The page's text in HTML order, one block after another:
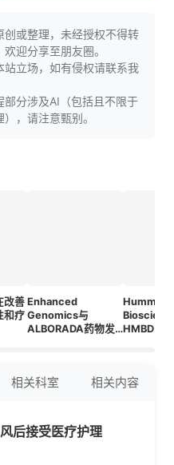
或整理，未经授权不得转
迎分享至朋友圈。
立场，如有侵权请联系我
部分涉及AI（包括且不限于
，请注意甄别。
改善
和疗
Enhanced
Genomics与
ALBORADA药物发
HMBD-
的抗
相关科室 相关内容
后接受医疗护理